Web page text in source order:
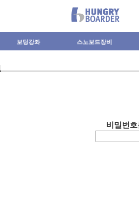
보딩강좌 스노보드장비
비밀번